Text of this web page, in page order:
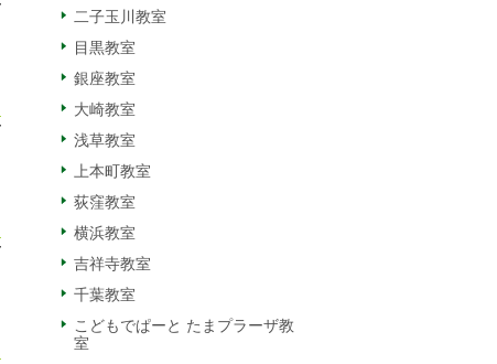
二子玉川教室
目黒教室
銀座教室
大崎教室
浅草教室
上本町教室
荻窪教室
横浜教室
吉祥寺教室
千葉教室
こどもでぱーと たまプラーザ教
室